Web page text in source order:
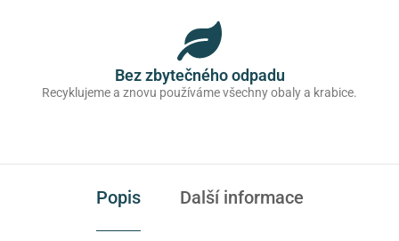
Bez zbytečného odpadu
Recyklujeme a znovu používáme všechny obaly a krabice.
Popis Další informace